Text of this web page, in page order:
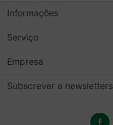
Informações
Serviço
Empresa
Subscrever a newsletters